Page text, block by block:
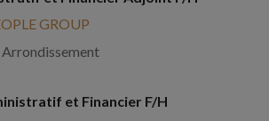
GROUP
et Financier F/H